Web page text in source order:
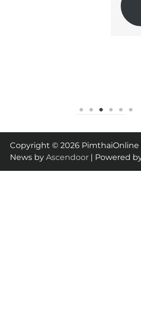
Copyright © 2026 PimthaiOnline
News by Ascendoor | Powered